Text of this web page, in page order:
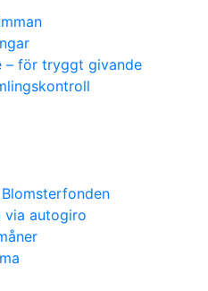
– för tryggt givande
via autogiro